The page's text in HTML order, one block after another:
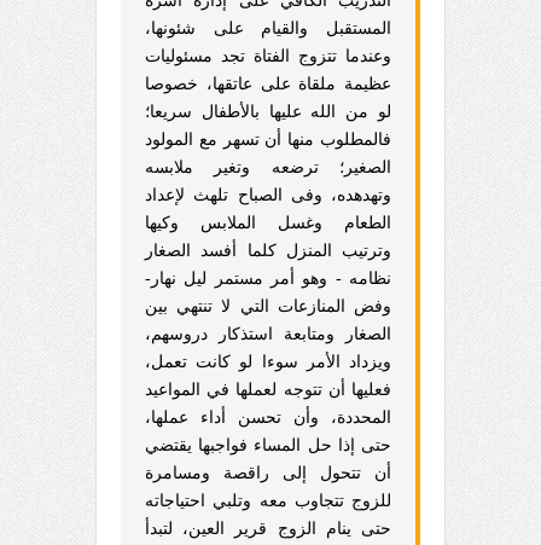
المستقبل والقيام على شئونها،
وعندما تتزوج الفتاة تجد مسئوليات
عظيمة ملقاة على عاتقها، خصوصا
لو من الله عليها بالأطفال سريعا؛
فالمطلوب منها أن تسهر مع المولود
الصغير؛ ترضعه وتغير ملابسه
وتهدهده، وفى الصباح تلهث لإعداد
الطعام وغسل الملابس وكيها
وترتيب المنزل كلما أفسد الصغار
نظامه - وهو أمر مستمر ليل نهار-
وفض المنازعات التي لا تنتهي بين
الصغار ومتابعة استذكار دروسهم،
ويزداد الأمر سوءا لو كانت تعمل،
فعليها أن تتوجه لعملها في المواعيد
المحددة، وأن تحسن أداء عملها،
حتى إذا حل المساء فواجبها يقتضي
أن تتحول إلى راقصة ومسامرة
للزوج تتجاوب معه وتلبي احتياجاته
حتى ينام الزوج قرير العين، لتبدأ